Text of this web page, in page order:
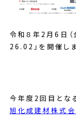
令和８年2月6日（
26.02」を開催しま
今年度2回目とな
旭化成建材株式会